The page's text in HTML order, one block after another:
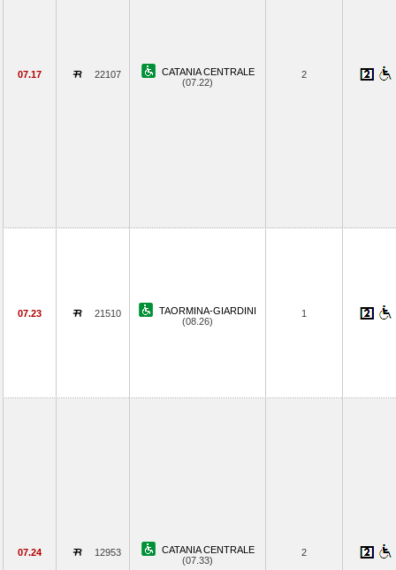
07.17 22107
CATANIA CENTRALE
(07.22)
2
07.23 21510
TAORMINA-GIARDINI
(08.26)
1
07.24 12953
CATANIA CENTRALE
(07.33)
2